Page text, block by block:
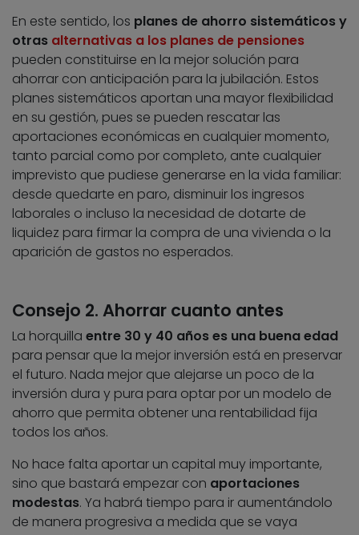
En este sentido, los planes de ahorro sistemáticos y
otras alternativas a los planes de pensiones
pueden constituirse en la mejor solución para
ahorrar con anticipación para la jubilación. Estos
planes sistemáticos aportan una mayor flexibilidad
en su gestión, pues se pueden rescatar las
aportaciones económicas en cualquier momento,
tanto parcial como por completo, ante cualquier
imprevisto que pudiese generarse en la vida familiar:
desde quedarte en paro, disminuir los ingresos
laborales o incluso la necesidad de dotarte de
liquidez para firmar la compra de una vivienda o la
aparición de gastos no esperados.
Consejo 2. Ahorrar cuanto antes
La horquilla entre 30 y 40 años es una buena edad
para pensar que la mejor inversión está en preservar
el futuro. Nada mejor que alejarse un poco de la
inversión dura y pura para optar por un modelo de
ahorro que permita obtener una rentabilidad fija
todos los años.
No hace falta aportar un capital muy importante,
sino que bastará empezar con aportaciones
modestas. Ya habrá tiempo para ir aumentándolo
de manera progresiva a medida que se vaya